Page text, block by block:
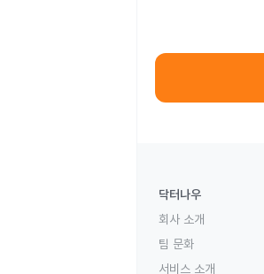
닥터나우
회사 소개
팀 문화
서비스 소개